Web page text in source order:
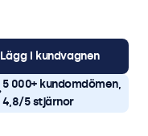
Lägg i kundvagnen
5 000+ kundomdömen,
4,8/5 stjärnor